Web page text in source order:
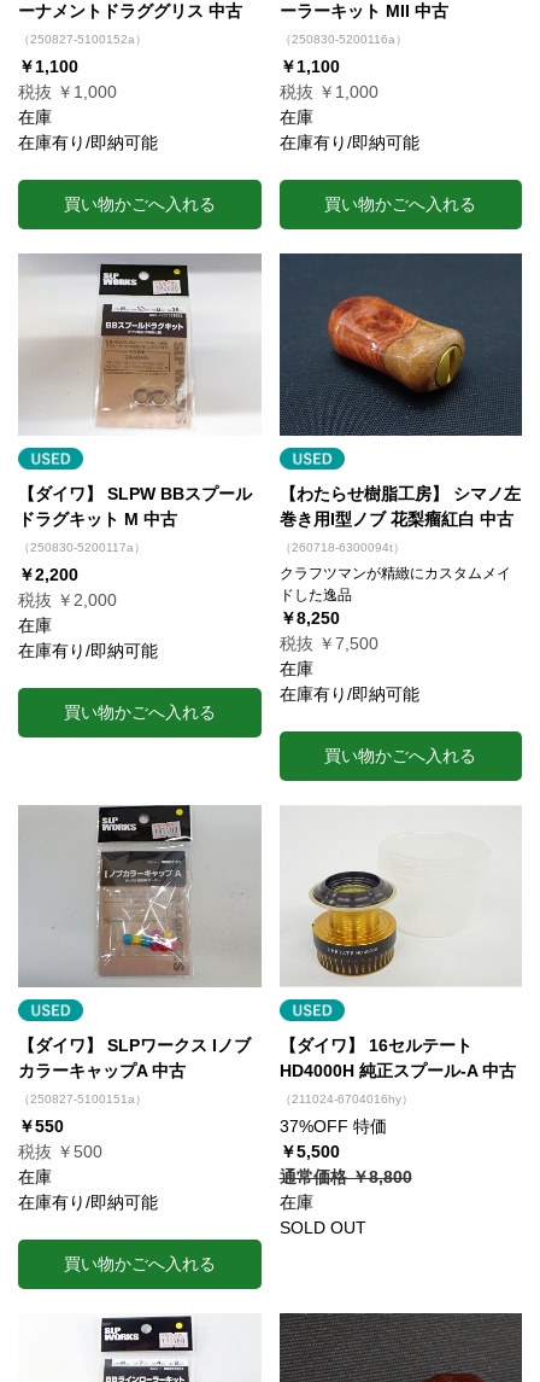
ーナメントドラググリス 中古
（250827-5100152a）
￥1,100
税抜 ￥1,000
在庫
在庫有り/即納可能
買い物かごへ入れる
ーラーキット MII 中古
（250830-5200116a）
￥1,100
税抜 ￥1,000
在庫
在庫有り/即納可能
買い物かごへ入れる
【ダイワ】 SLPW BBスプール
ドラグキット M 中古
（250830-5200117a）
￥2,200
税抜 ￥2,000
在庫
在庫有り/即納可能
買い物かごへ入れる
【わたらせ樹脂工房】 シマノ左
巻き用I型ノブ 花梨瘤紅白 中古
（260718-6300094t）
クラフツマンが精緻にカスタムメイ
ドした逸品
￥8,250
税抜 ￥7,500
在庫
在庫有り/即納可能
買い物かごへ入れる
【ダイワ】 SLPワークス Iノブ
カラーキャップA 中古
（250827-5100151a）
￥550
税抜 ￥500
在庫
在庫有り/即納可能
買い物かごへ入れる
【ダイワ】 16セルテート
HD4000H 純正スプール-A 中古
（211024-6704016hy）
37%OFF 特価
￥5,500
通常価格 ￥8,800
在庫
SOLD OUT